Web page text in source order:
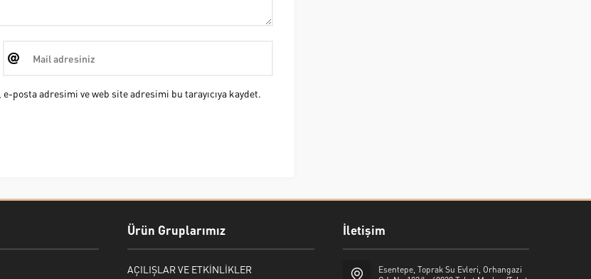
posta adresimi ve web site adresimi bu tarayıcıya kaydet.
Ürün Gruplarımız
AÇILIŞLAR VE ETKİNLİKLER
İletişim
Esentepe, Toprak Su Evleri, Orhangazi